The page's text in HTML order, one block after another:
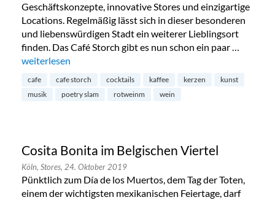
Geschäftskonzepte, innovative Stores und einzigartige
Locations. Regelmäßig lässt sich in dieser besonderen
und liebenswürdigen Stadt ein weiterer Lieblingsort
finden. Das Café Storch gibt es nun schon ein paar …
„Café Storch im Belgischen Viertel“
weiterlesen
cafe cafe storch cocktails kaffee kerzen
kunst
musik
poetry slam rotweinm wein
Cosita Bonita im Belgischen Viertel
Köln, Stores, 24. Oktober 2019
Pünktlich zum Día de los Muertos, dem Tag der Toten,
einem der wichtigsten mexikanischen Feiertage, darf